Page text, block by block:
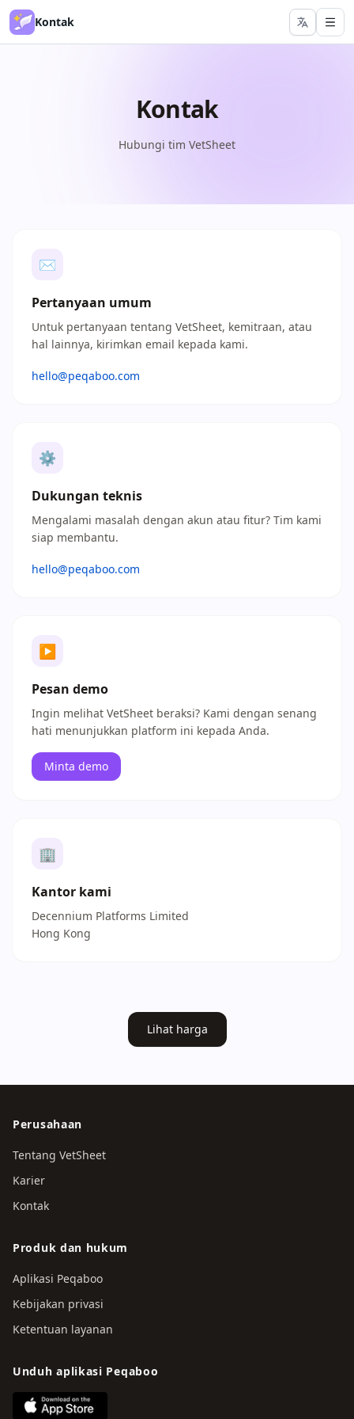
Kontak
Kontak
Hubungi tim VetSheet
✉
Pertanyaan umum
Untuk pertanyaan tentang VetSheet, kemitraan, atau
hal lainnya, kirimkan email kepada kami.
hello@peqaboo.com
⚙
Dukungan teknis
Mengalami masalah dengan akun atau fitur? Tim kami
siap membantu.
hello@peqaboo.com
▶
Pesan demo
Ingin melihat VetSheet beraksi? Kami dengan senang
hati menunjukkan platform ini kepada Anda.
Minta demo
🏢
Kantor kami
Decennium Platforms Limited
Hong Kong
Lihat harga
Perusahaan
Tentang VetSheet
Karier
Kontak
Produk dan hukum
Aplikasi Peqaboo
Kebijakan privasi
Ketentuan layanan
Unduh aplikasi Peqaboo